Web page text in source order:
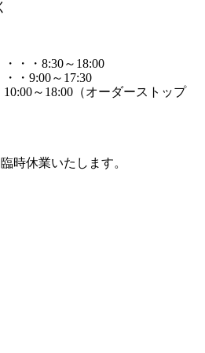
・・ 8:30～18:00
・ 9:00～17:30
10:00～18:00 （オーダーストップ
時休業いたします。